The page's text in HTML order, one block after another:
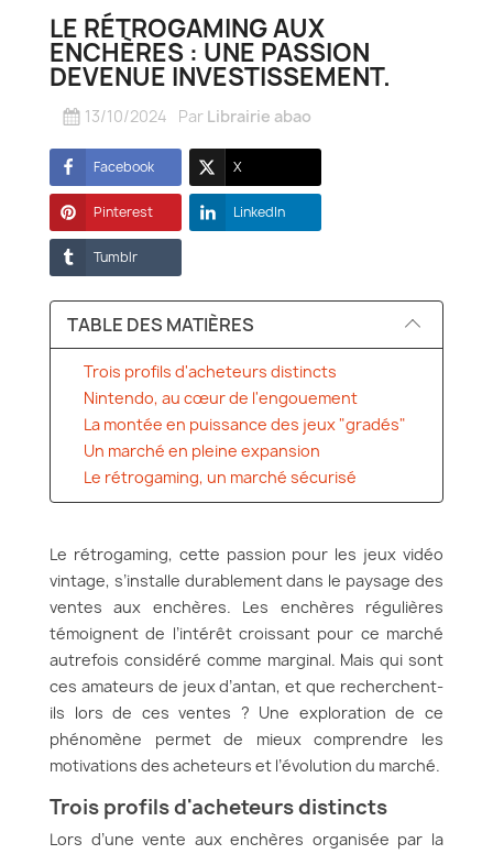
LE RÉTROGAMING AUX
ENCHÈRES : UNE PASSION
DEVENUE INVESTISSEMENT.
13/10/2024 Par Librairie abao
Facebook X
Pinterest LinkedIn
Tumblr
TABLE DES MATIÈRES
Trois profils d'acheteurs distincts
Nintendo, au cœur de l'engouement
La montée en puissance des jeux "gradés"
Un marché en pleine expansion
Le rétrogaming, un marché sécurisé
Le rétrogaming, cette passion pour les jeux vidéo
vintage, s’installe durablement dans le paysage des
ventes aux enchères. Les enchères régulières
témoignent de l’intérêt croissant pour ce marché
autrefois considéré comme marginal. Mais qui sont
ces amateurs de jeux d’antan, et que recherchent-
ils lors de ces ventes ? Une exploration de ce
phénomène permet de mieux comprendre les
motivations des acheteurs et l’évolution du marché.
Trois profils d'acheteurs distincts
Lors d’une vente aux enchères organisée par la